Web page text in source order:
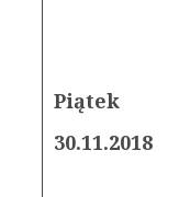
Piątek
30.11.2018